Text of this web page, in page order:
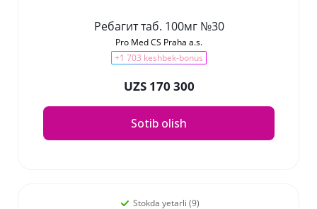
Ребагит таб. 100мг №30
Pro Med CS Praha a.s.
+1 703 keshbek-bonus
UZS 170 300
Sotib olish
Stokda yetarli (9)